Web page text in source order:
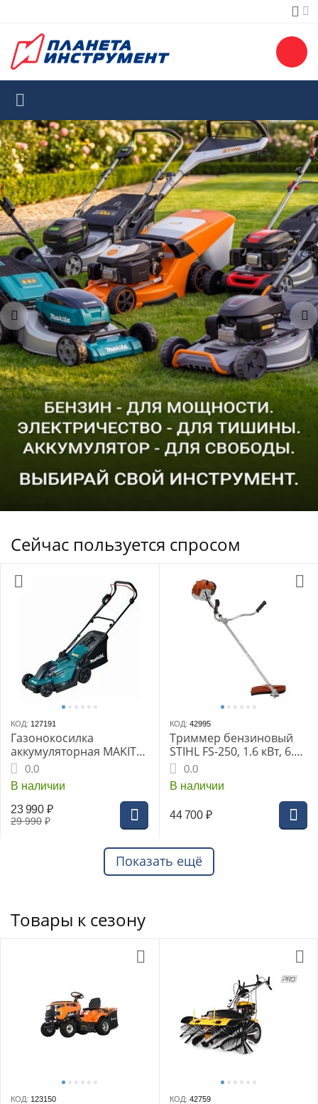
Сейчас пользуется спросом
КОД: 127191
Газонокосилка
аккумуляторная MAKITA
DLM330RT, 18 В
0.0
В наличии
29 990 ₽
23 990 ₽
КОД: 42995
Триммер бензиновый
STIHL FS-250, 1.6 кВт, 6.3
кг, диск 3z, триммерная
головка Autocut 36-2
0.0
В наличии
44 700 ₽
Показать ещё
Товары к сезону
КОД: 123150 КОД: 42759